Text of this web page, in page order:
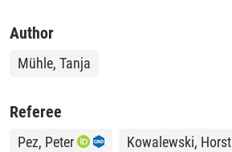
Author
Mühle, Tanja
Referee
Pez, Peter Kowalewski, Horst